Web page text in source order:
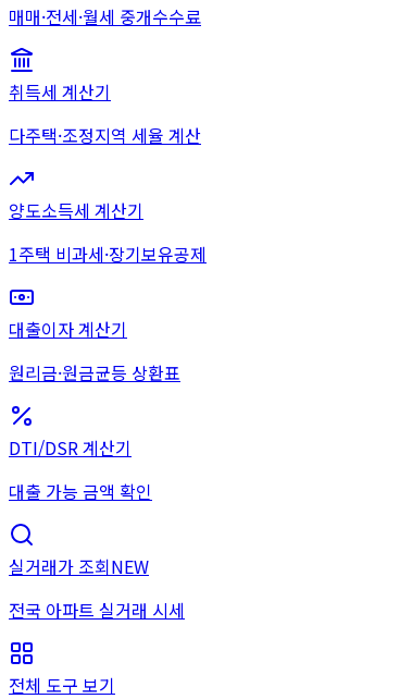
매매·전세·월세 중개수수료
취득세 계산기
다주택·조정지역 세율 계산
양도소득세 계산기
1주택 비과세·장기보유공제
대출이자 계산기
원리금·원금균등 상환표
DTI/DSR 계산기
대출 가능 금액 확인
실거래가 조회NEW
전국 아파트 실거래 시세
전체 도구 보기